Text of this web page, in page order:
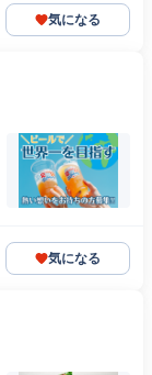
気になる
気になる